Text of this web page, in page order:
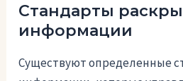
Стандарты
информации
Существуют определенные